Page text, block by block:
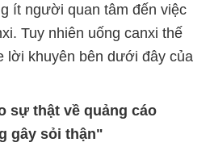
ít người quan tâm đến việc
Tuy nhiên uống canxi thế
lời khuyên bên dưới đây của
sự thật về quảng cáo
gây sỏi thận"